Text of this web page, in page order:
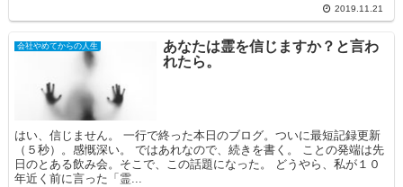
2019.11.21
会社やめてからの人生
あなたは霊を信じますか？と言わ
れたら。
はい、信じません。 一行で終った本日のブログ。ついに最短記録更新
（５秒）。感慨深い。 ではあれなので、続きを書く。 ことの発端は先
日のとある飲み会。そこで、この話題になった。 どうやら、私が１０
年近く前に言った「霊...